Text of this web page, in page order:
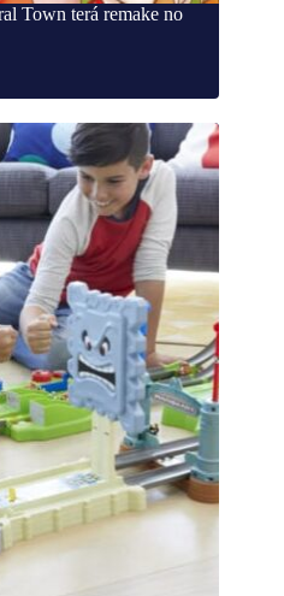
Town terá remake no